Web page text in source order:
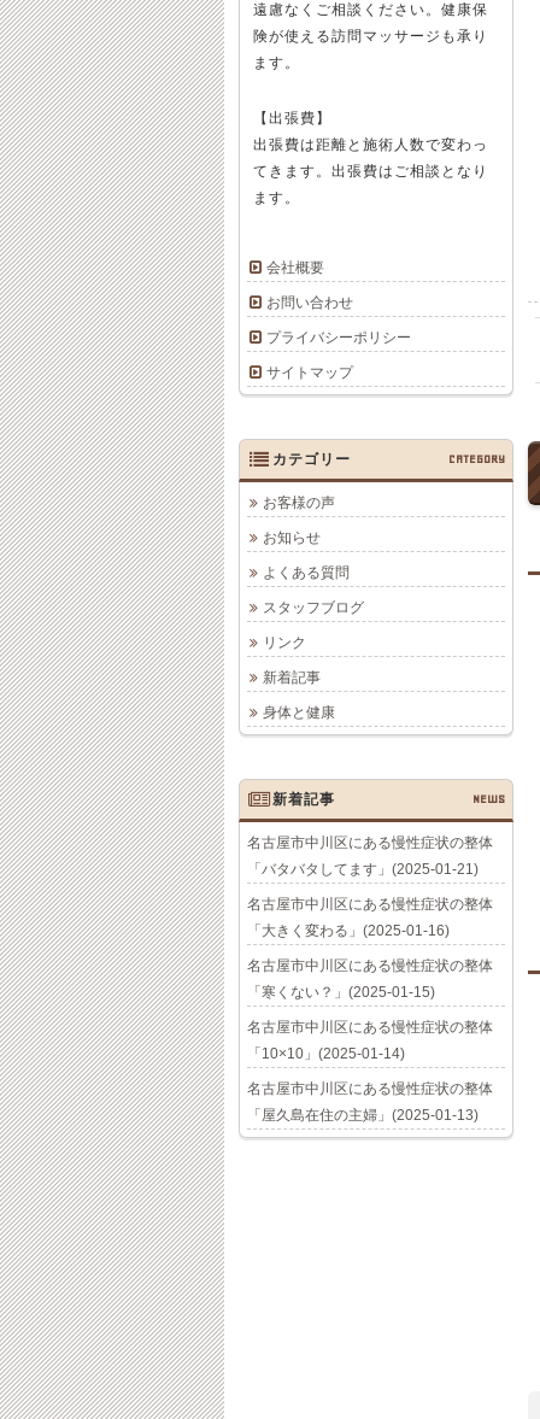
遠慮なくご相談ください。健康保
険が使える訪問マッサージも承り
ます。
【出張費】
出張費は距離と施術人数で変わっ
てきます。出張費はご相談となり
ます。
会社概要
お問い合わせ
プライバシーポリシー
サイトマップ
カテゴリー CATEGORY
お客様の声
お知らせ
よくある質問
スタッフブログ
リンク
新着記事
身体と健康
新着記事 NEWS
名古屋市中川区にある慢性症状の整体
「バタバタしてます」(2025-01-21)
名古屋市中川区にある慢性症状の整体
「大きく変わる」(2025-01-16)
名古屋市中川区にある慢性症状の整体
「寒くない？」(2025-01-15)
名古屋市中川区にある慢性症状の整体
「10×10」(2025-01-14)
名古屋市中川区にある慢性症状の整体
「屋久島在住の主婦」(2025-01-13)